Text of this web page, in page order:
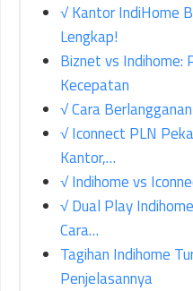
√ Kantor IndiHome
Lengkap!
Biznet vs Indihome:
Kecepatan
√ Cara
√ Iconnect PLN
Kantor,…
√ Indihome vs
√ Dual Play
Cara…
Tagihan Indihome
Penjelasannya